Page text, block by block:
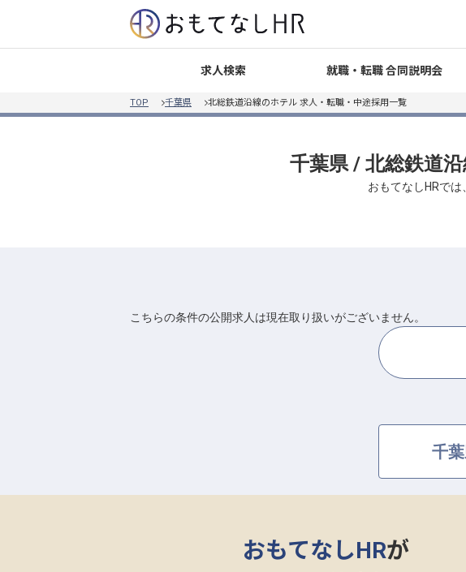
求人検索 就職・転職 合同説明会
TOP 千葉県 北総鉄道沿線のホテル 求人・転職・中途採用一覧
千葉県 / 北総鉄道
おもてなしHRで
こちらの条件の公開求人は現在取り扱いがございません。
千
おもてなしHRが